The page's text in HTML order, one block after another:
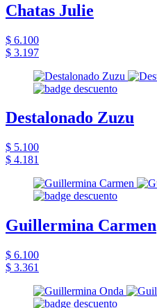
Chatas Julie
$ 6.100
$ 3.197
Destalonado Zuzu
$ 5.100
$ 4.181
Guillermina Carmen
$ 6.100
$ 3.361